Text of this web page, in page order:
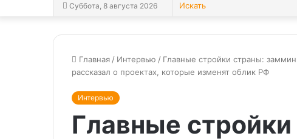
Суббота, 8 августа 2026
Главная / Интервью / Главные стройки страны:
рассказал о проектах, которые изменят облик РФ
Интервью
Главные